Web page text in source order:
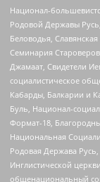
Национал-
Родовой Державы
Беловодья,
Семинария
Джамаат, Свидетели
социалистическое
Кабарды, Балкарии и
Буль, Национал-
Формат-18,
Национальная
Родовая Держава
Инглистической
общенациональный